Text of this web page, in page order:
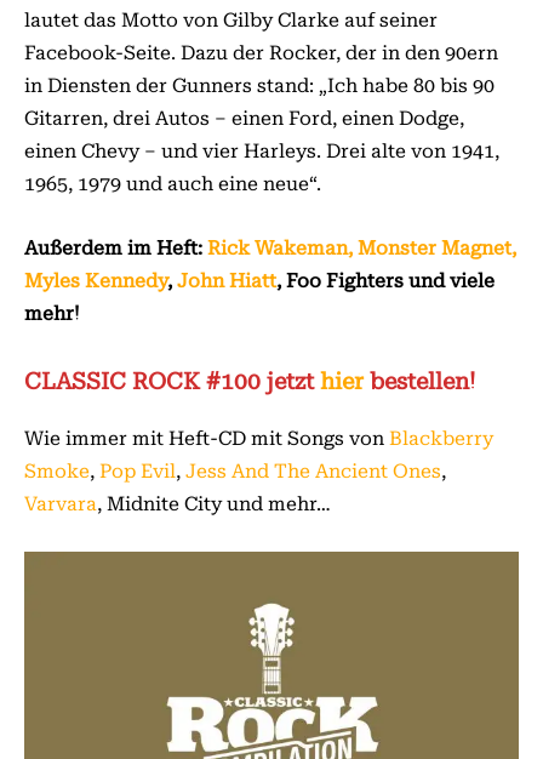
lautet das Motto von Gilby Clarke auf seiner
Facebook-Seite. Dazu der Rocker, der in den 90ern
in Diensten der Gunners stand: „Ich habe 80 bis 90
Gitarren, drei Autos – einen Ford, einen Dodge,
einen Chevy – und vier Harleys. Drei alte von 1941,
1965, 1979 und auch eine neue“.
Außerdem im Heft: Rick Wakeman, Monster Magnet,
Myles Kennedy, John Hiatt, Foo Fighters und viele
mehr!
CLASSIC ROCK #100 jetzthierbestellen!
Wie immer mit Heft-CD mit Songs von Blackberry
Smoke, Pop Evil, Jess And The Ancient Ones,
Varvara, Midnite City und mehr…